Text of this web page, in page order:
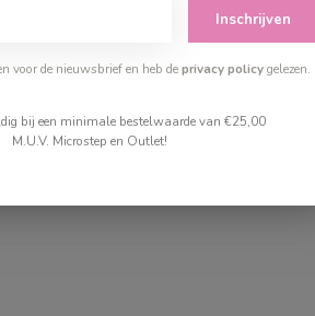
Inschrijven
voor de nieuwsbrief en heb deprivacy policygelezen.
bij een minimale bestelwaarde van €25,00
M.U.V. Microstep en Outlet!